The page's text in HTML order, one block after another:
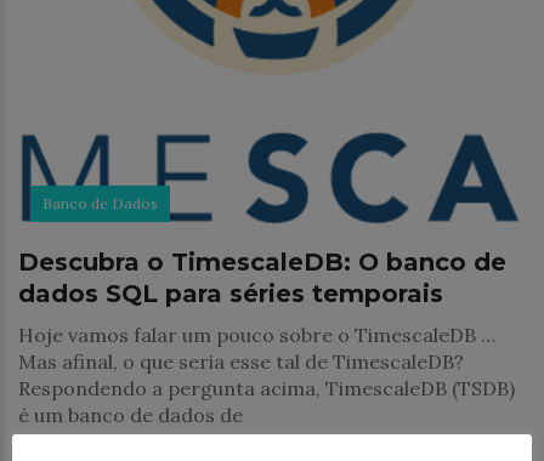
Banco de Dados
Descubra o TimescaleDB: O banco de
dados SQL para séries temporais
Hoje vamos falar um pouco sobre o TimescaleDB …
Mas afinal, o que seria esse tal de TimescaleDB?
Respondendo a pergunta acima, TimescaleDB (TSDB)
é um banco de dados de